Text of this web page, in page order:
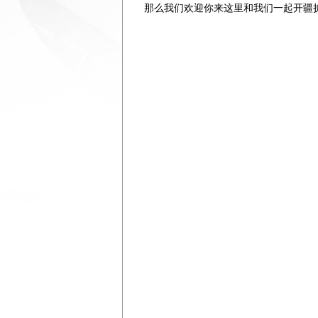
那么我们欢迎你来这里和我们一起开